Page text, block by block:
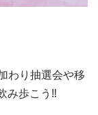
わり抽選会や移
み歩こう‼